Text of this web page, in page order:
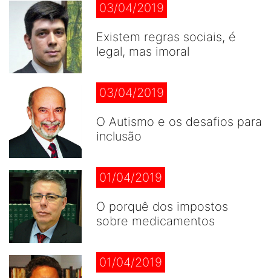
03/04/2019
Existem regras sociais, é
legal, mas imoral
03/04/2019
O Autismo e os desafios para
inclusão
01/04/2019
O porquê dos impostos
sobre medicamentos
01/04/2019